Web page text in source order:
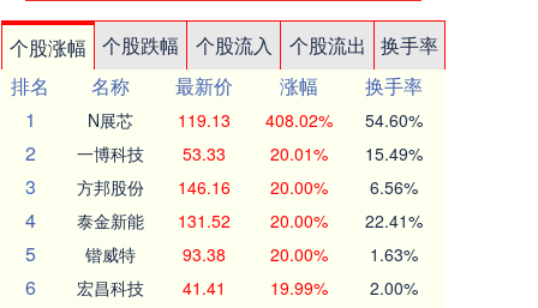
个股涨幅 个股跌幅 个股流入 个股流出
换手率
排名
名称 最新价 涨幅
换手率
1
N展芯 119.13 408.02% 54.60%
2 一博科技 53.33 20.01% 15.49%
3 方邦股份 146.16 20.00% 6.56%
4 泰金新能 131.52 20.00% 22.41%
5 锴威特 93.38 20.00% 1.63%
6 宏昌科技 41.41 19.99% 2.00%